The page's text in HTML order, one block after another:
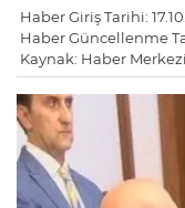
Haber Giriş Tarihi:
Haber Güncellenme
Kaynak: Haber Merkezi